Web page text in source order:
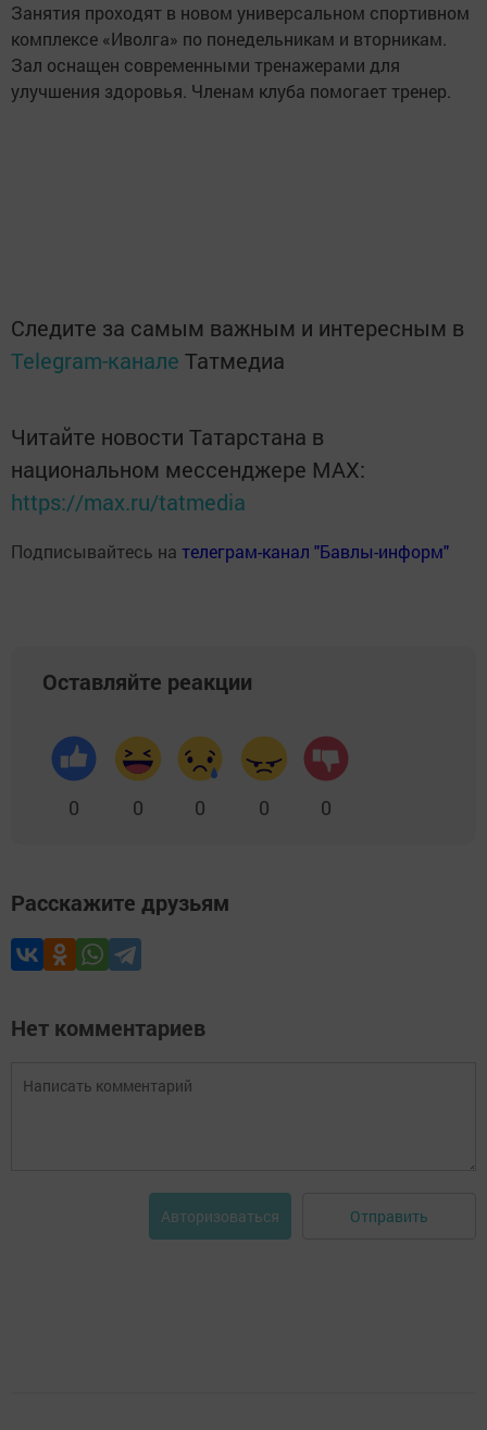
Занятия проходят в новом универсальном спортивном
комплексе «Иволга» по понедельникам и вторникам.
Зал оснащен современными тренажерами для
улучшения здоровья. Членам клуба помогает тренер.
Следите за самым важным и интересным в
Telegram-канале Татмедиа
Читайте новости Татарстана в
национальном мессенджере MАХ:
https://max.ru/tatmedia
Подписывайтесь на телеграм-канал "Бавлы-информ"
Оставляйте реакции
0 0 0 0 0
Расскажите друзьям
Нет комментариев
Авторизоваться Отправить